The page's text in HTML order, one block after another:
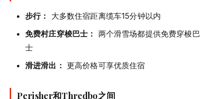
步行：
大多数住宿距离缆车15分钟以内
免费村庄穿梭巴士： 两个滑雪场都提供免费穿梭巴
士
滑进滑出： 更高价格可享优质住宿
Perisher和Thredbo之间